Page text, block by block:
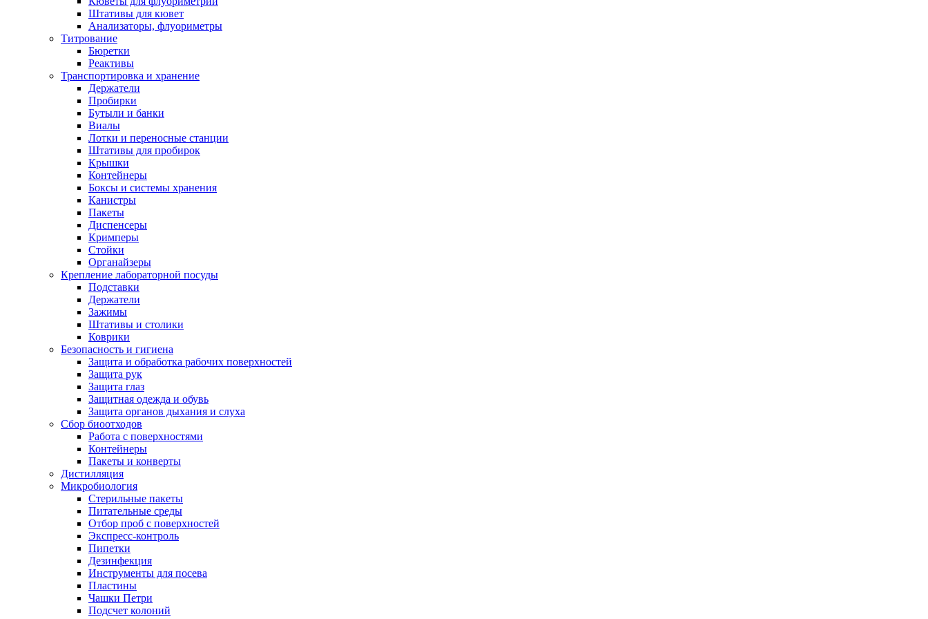
Штативы для кювет
Анализаторы, флуориметры
Титрование
Бюретки
Реактивы
Транспортировка и хранение
Держатели
Пробирки
Бутыли и банки
Виалы
Лотки и переносные станции
Штативы для пробирок
Крышки
Контейнеры
Боксы и системы хранения
Канистры
Пакеты
Диспенсеры
Кримперы
Стойки
Органайзеры
Крепление лабораторной посуды
Подставки
Держатели
Зажимы
Штативы и столики
Коврики
Безопасность и гигиена
Защита и обработка рабочих поверхностей
Защита рук
Защита глаз
Защитная одежда и обувь
Защита органов дыхания и слуха
Сбор биоотходов
Работа с поверхностями
Контейнеры
Пакеты и конверты
Дистилляция
Микробиология
Стерильные пакеты
Питательные среды
Отбор проб с поверхностей
Экспресс-контроль
Пипетки
Дезинфекция
Инструменты для посева
Пластины
Чашки Петри
Подсчет колоний